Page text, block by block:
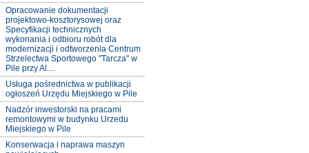
Opracowanie dokumentacji
projektowo-kosztorysowej oraz
Specyfikacji technicznych
wykonania i odbioru robót dla
modernizacji i odtworzenia Centrum
Strzelectwa Sportowego "Tarcza" w
Pile przy Al....
Usługa pośrednictwa w publikacji
ogłoszeń Urzędu Miejskiego w Pile
Nadzór inwestorski na pracami
remontowymi w budynku Urzedu
Miejskiego w Pile
Konserwacja i naprawa maszyn